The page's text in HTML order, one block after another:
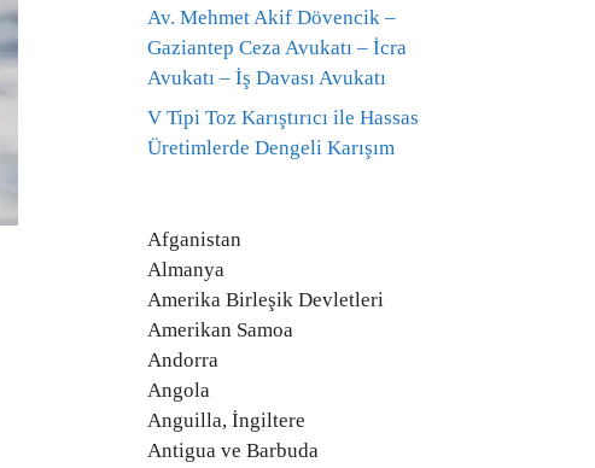
Av. Mehmet Akif Dövencik –
Gaziantep Ceza Avukatı – İcra
Avukatı – İş Davası Avukatı
V Tipi Toz Karıştırıcı ile Hassas
Üretimlerde Dengeli Karışım
Afganistan
Almanya
Amerika Birleşik Devletleri
Amerikan Samoa
Andorra
Angola
Anguilla, İngiltere
Antigua ve Barbuda